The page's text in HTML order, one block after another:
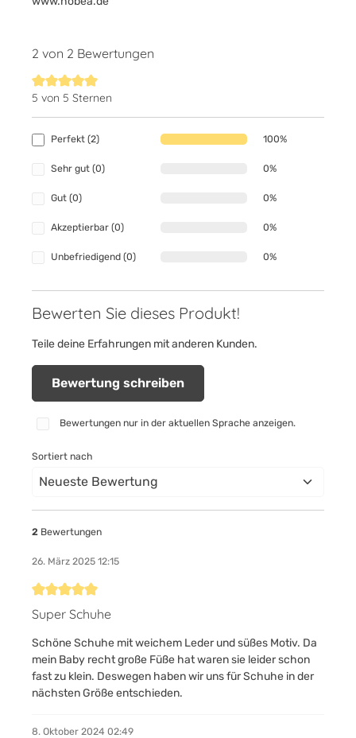
2 von 2 Bewertungen
Durchschnittliche Bewertung von 5 von 5 Sternen
5 von 5 Sternen
Perfekt (2) 100%
Sehr gut (0) 0%
Gut (0) 0%
Akzeptierbar (0) 0%
Unbefriedigend (0) 0%
Bewerten Sie dieses Produkt!
Teile deine Erfahrungen mit anderen Kunden.
Bewertung schreiben
Bewertungen nur in der aktuellen Sprache anzeigen.
Sortiert nach
2 Bewertungen
26. März 2025 12:15
Bewertung mit 5 von 5 Sternen
Super Schuhe
Schöne Schuhe mit weichem Leder und süßes Motiv. Da
mein Baby recht große Füße hat waren sie leider schon
fast zu klein. Deswegen haben wir uns für Schuhe in der
nächsten Größe entschieden.
8. Oktober 2024 02:49